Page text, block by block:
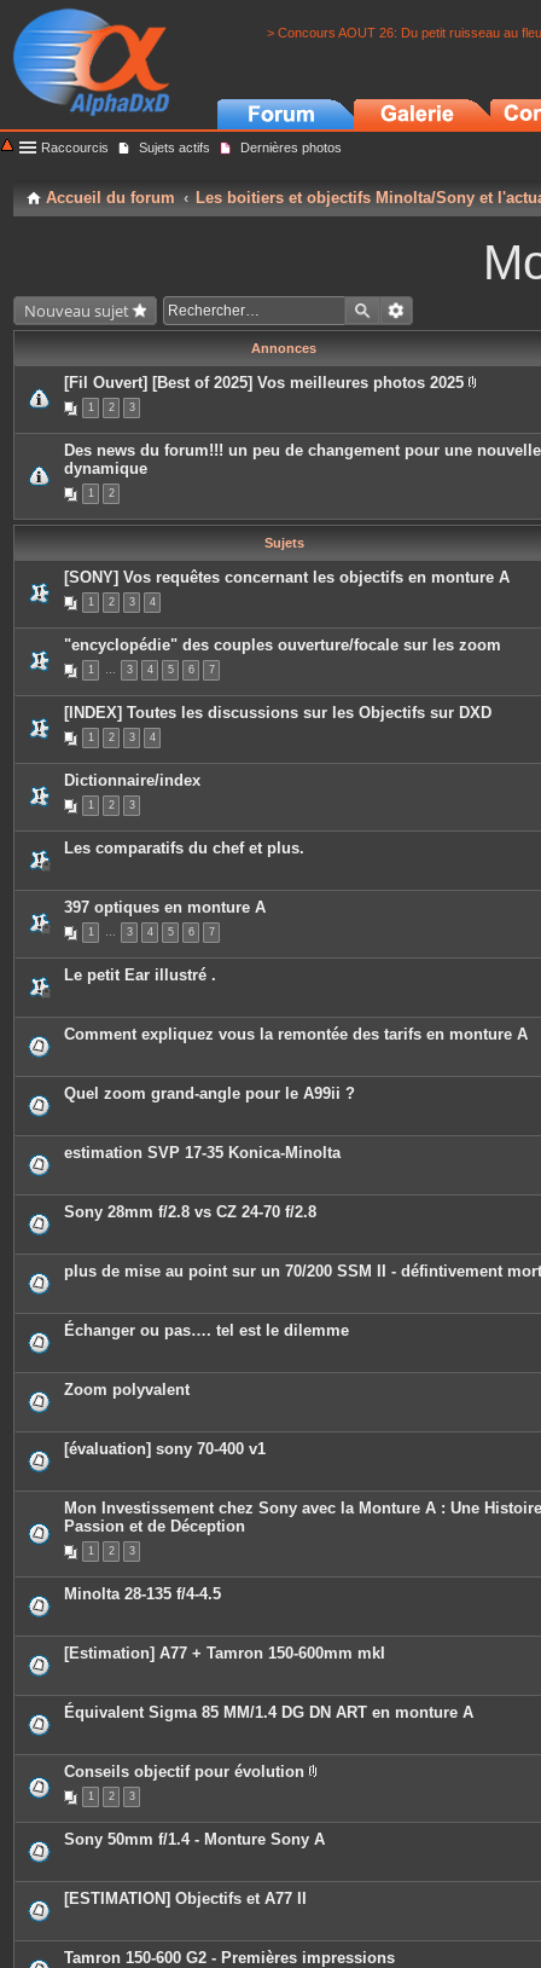
> Concours AOUT 26: Du petit ruisseau au
Raccourcis Sujets actifs Dernières photos
Accueil du forum Les boitiers et objectifs Minolta/Sony et
Nouveau sujet
Annonces
[Fil Ouvert] [Best of 2025] Vos meilleures photos 2025
c
e
n
1 2 3
Des news du forum!!! un peu de changement pour une nouvelle
dynamique
1 2
Sujets
[SONY] Vos requêtes concernant les objectifs en monture A
1 2 3 4
"encyclopédie" des couples ouverture/focale sur les zoom
1 … 3 4 5 6 7
[INDEX] Toutes les discussions sur les Objectifs sur DXD
1 2 3 4
Dictionnaire/index
1 2 3
Les comparatifs du chef et plus.
397 optiques en monture A
1 … 3 4 5 6 7
Le petit Ear illustré .
Comment expliquez vous la remontée des tarifs en monture A
Quel zoom grand-angle pour le A99ii ?
estimation SVP 17-35 Konica-Minolta
Sony 28mm f/2.8 vs CZ 24-70 f/2.8
plus de mise au point sur un 70/200 SSM II - défintivement
Échanger ou pas…. tel est le dilemme
Zoom polyvalent
[évaluation] sony 70-400 v1
Mon Investissement chez Sony avec la Monture A : Une
Passion et de Déception
1 2 3
Minolta 28-135 f/4-4.5
[Estimation] A77 + Tamron 150-600mm mkI
Équivalent Sigma 85 MM/1.4 DG DN ART en monture A
Conseils objectif pour évolution
c
e
o
e
s
1 2 3
Sony 50mm f/1.4 - Monture Sony A
[ESTIMATION] Objectifs et A77 II
Tamron 150-600 G2 - Premières impressions